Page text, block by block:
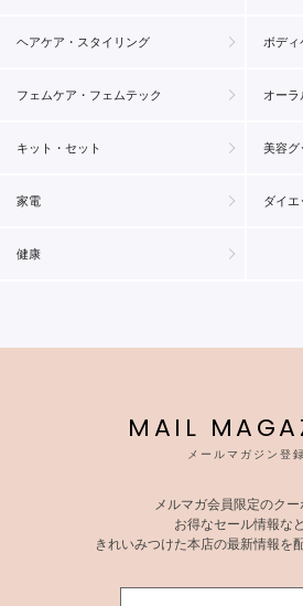
ヘアケア・スタイリング ボディ
フェムケア・フェムテック オーラ
キット・セット 美容グ
家電 ダイ
健康
MAIL
メールマガジン登録
メルマガ会員限定のク
お得なセール情報など
きれいみつけた本店の最新情報を